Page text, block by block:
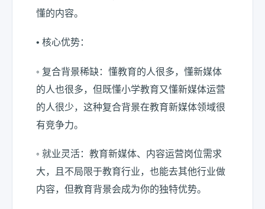
懂的内容。
• 核心优势：
◦ 复合背景稀缺：懂教育的人很多，懂新媒体
的人也很多，但既懂小学教育又懂新媒体运营
的人很少，这种复合背景在教育新媒体领域很
有竞争力。
◦ 就业灵活：教育新媒体、内容运营岗位需求
大，且不局限于教育行业，也能去其他行业做
内容，但教育背景会成为你的独特优势。